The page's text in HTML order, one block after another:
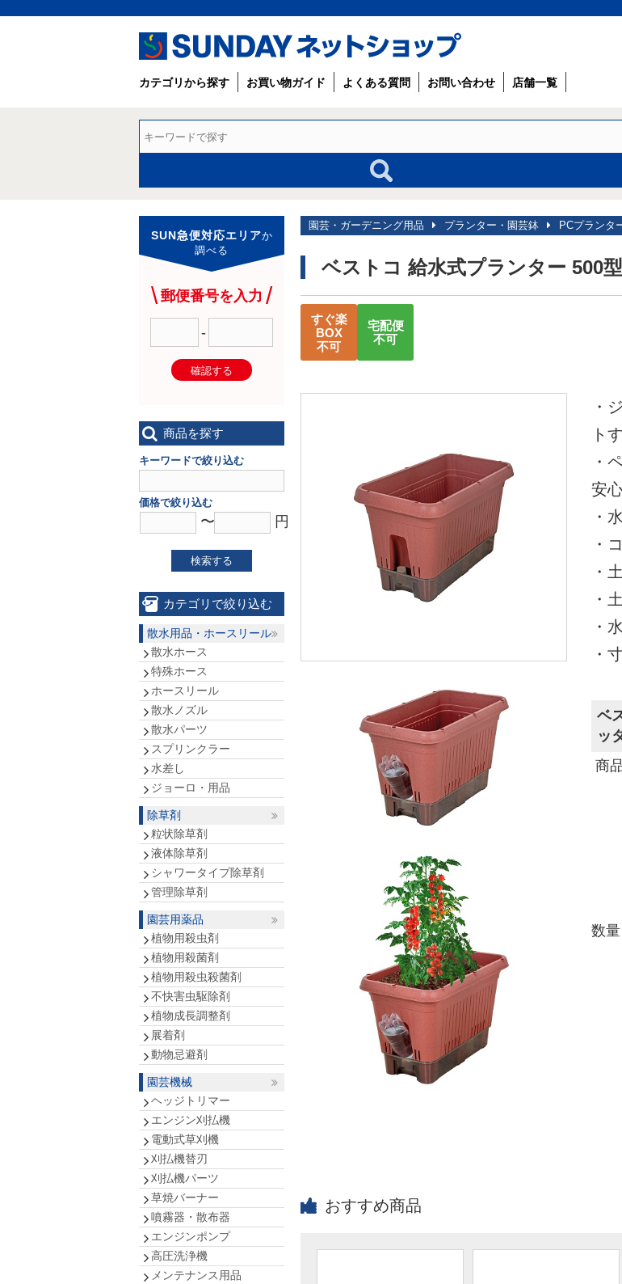
カテゴリから探す お買い物ガイド よくある質問 お問い合わせ 店舗一覧
園芸・ガーデニング用品 プランター・園芸鉢 PCプランタ
ベストコ 給水式プランター 500
すぐ楽
BOX
不可
宅配便
不可
・
ト
・
安心
・
・
・
・
・
・
ベ
ッ
商
数量
SUN急便対応エリアか
調べる
郵便番号を入力
-
確認する
商品を探す
キーワードで絞り込む
価格で絞り込む
〜 円
検索する
カテゴリで絞り込む
散水用品・ホースリール
散水ホース
特殊ホース
ホースリール
散水ノズル
散水パーツ
スプリンクラー
水差し
ジョーロ・用品
除草剤
粒状除草剤
液体除草剤
シャワータイプ除草剤
管理除草剤
園芸用薬品
植物用殺虫剤
植物用殺菌剤
植物用殺虫殺菌剤
不快害虫駆除剤
植物成長調整剤
展着剤
動物忌避剤
園芸機械
ヘッジトリマー
エンジン刈払機
電動式草刈機
刈払機替刃
刈払機パーツ
草焼バーナー
噴霧器・散布器
エンジンポンプ
高圧洗浄機
メンテナンス用品
おすすめ商品